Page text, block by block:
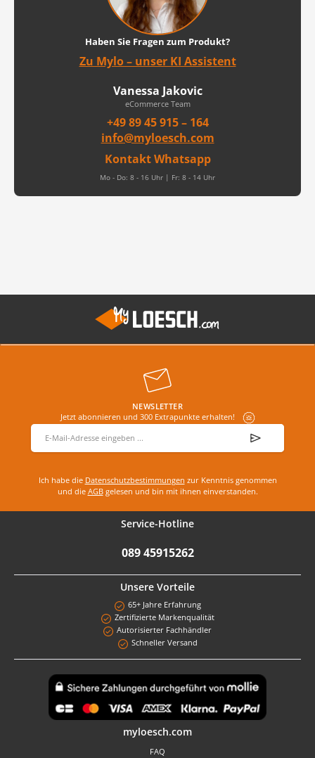
Haben Sie Fragen zum Produkt?
Zu Mylo – unser KI Assistent
Vanessa Jakovic
eCommerce Team
+49 89 45 915 – 164
info@myloesch.com
Kontakt Whatsapp
Mo - Do: 8 - 16 Uhr | Fr: 8 - 14 Uhr
NEWSLETTER
Jetzt abonnieren und 300 Extrapunkte erhalten!
E-Mail-Adresse
Ich habe die Datenschutzbestimmungen zur Kenntnis genommen
und die AGBgelesen und bin mit ihnen einverstanden.
Service-Hotline
089 45915262
Unsere Vorteile
65+ Jahre Erfahrung
Zertifizierte Markenqualität
Autorisierter Fachhändler
Schneller Versand
myloesch.com
FAQ